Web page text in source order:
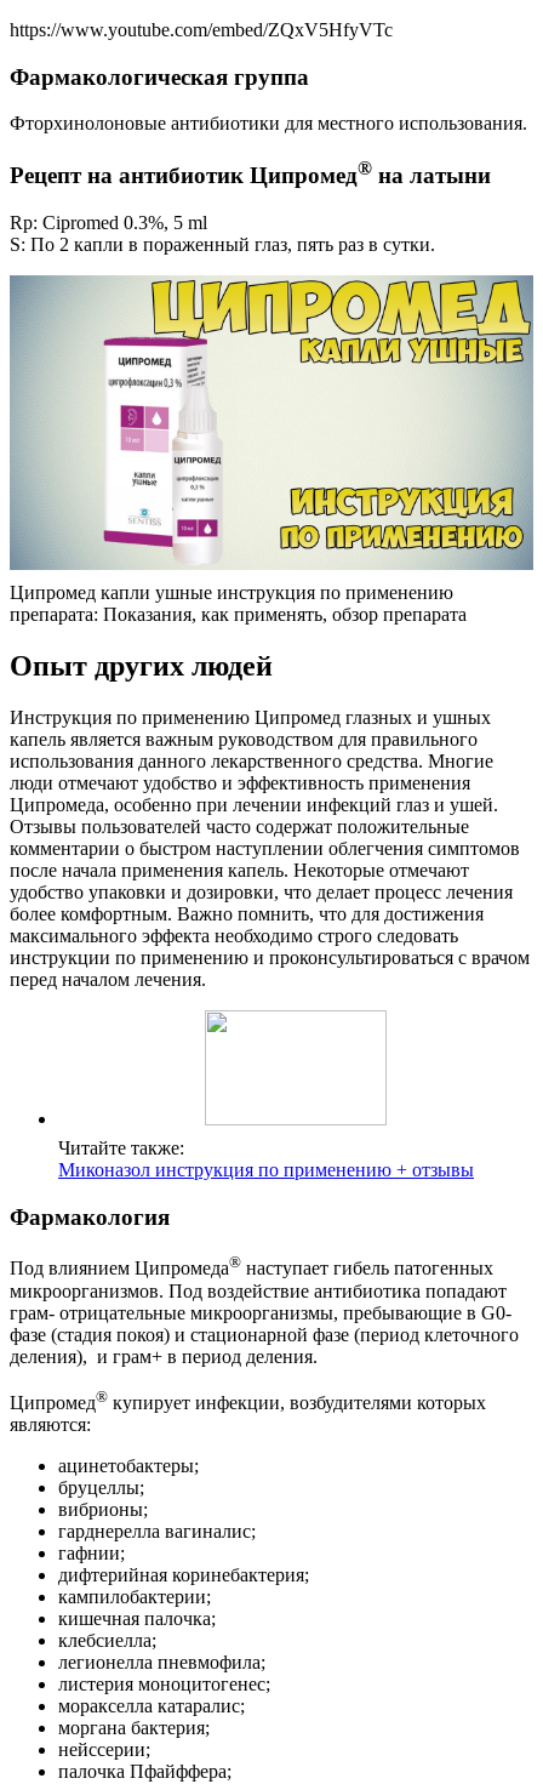
https://www.youtube.com/embed/ZQxV5HfyVTc
Фармакологическая группа
Фторхинолоновые антибиотики для местного использования.
Рецепт на антибиотик Ципромед® на латыни
Rp: Cipromed 0.3%, 5 ml
S: По 2 капли в пораженный глаз, пять раз в сутки.
Ципромед капли ушные инструкция по применению
препарата: Показания, как применять, обзор препарата
Опыт других людей
Инструкция по применению Ципромед глазных и ушных
капель является важным руководством для правильного
использования данного лекарственного средства. Многие
люди отмечают удобство и эффективность применения
Ципромеда, особенно при лечении инфекций глаз и ушей.
Отзывы пользователей часто содержат положительные
комментарии о быстром наступлении облегчения симптомов
после начала применения капель. Некоторые отмечают
удобство упаковки и дозировки, что делает процесс лечения
более комфортным. Важно помнить, что для достижения
максимального эффекта необходимо строго следовать
инструкции по применению и проконсультироваться с врачом
перед началом лечения.
Читайте также:
Миконазол инструкция по применению + отзывы
Фармакология
Под влиянием Ципромеда® наступает гибель патогенных
микроорганизмов. Под воздействие антибиотика попадают
грам- отрицательные микроорганизмы, пребывающие в G0-
фазе (стадия покоя) и стационарной фазе (период клеточного
деления), и грам+ в период деления.
Ципромед® купирует инфекции, возбудителями которых
являются:
ацинетобактеры;
бруцеллы;
вибрионы;
гарднерелла вагиналис;
гафнии;
дифтерийная коринебактерия;
кампилобактерии;
кишечная палочка;
клебсиелла;
легионелла пневмофила;
листерия моноцитогенес;
моракселла катаралис;
моргана бактерия;
нейссерии;
палочка Пфайффера;